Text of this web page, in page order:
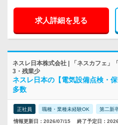
求人詳細を見る
ネスレ日本株式会社 | 「ネスカフェ
3・残業少
ネスレ日本の【電気設備点検・
多数
正社員 職種・業種未経験OK 第二新
情報更新日：2026/07/15 終了予定日：